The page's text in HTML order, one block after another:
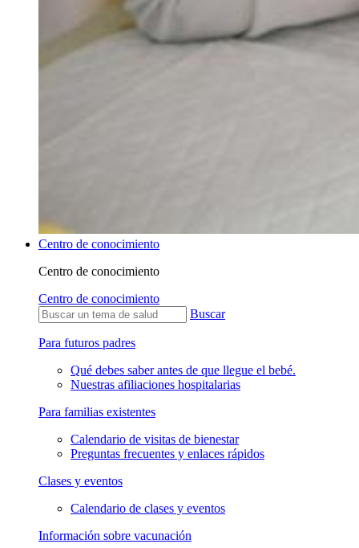
Centro de conocimiento
Centro de conocimiento
Centro de conocimiento
Buscar
Para futuros padres
Qué debes saber antes de que llegue el bebé.
Nuestras afiliaciones hospitalarias
Para familias existentes
Calendario de visitas de bienestar
Preguntas frecuentes y enlaces rápidos
Clases y eventos
Calendario de clases y eventos
Información sobre vacunación